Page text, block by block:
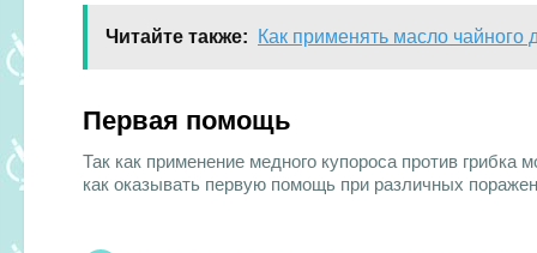
Читайте также: Как применять масло чайного
Первая помощь
Так как применение медного купороса против
как оказывать первую помощь при различных